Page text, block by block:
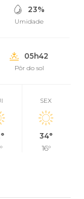
23%
Umidade
05h42
Pôr do sol
SEX
34°
16°